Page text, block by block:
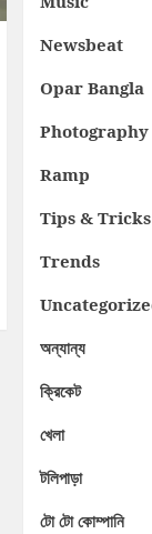
Newsbeat
Opar Bangla
Photography
Ramp
Tips & Tricks
Trends
অন্যান্য
ক্রিকেট
খেলা
টলিপাড়া
টো টো কোম্পানি